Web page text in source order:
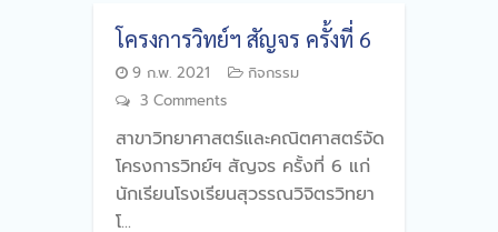
โครงการวิทย์ฯ สัญจร ครั้งที่ 6
9 ก.พ. 2021
กิจกรรม
3 Comments
สาขาวิทยาศาสตร์และคณิตศาสตร์จัด
โครงการวิทย์ฯ สัญจร ครั้งที่ 6 แก่
นักเรียนโรงเรียนสุวรรณวิจิตรวิทยา
โ...